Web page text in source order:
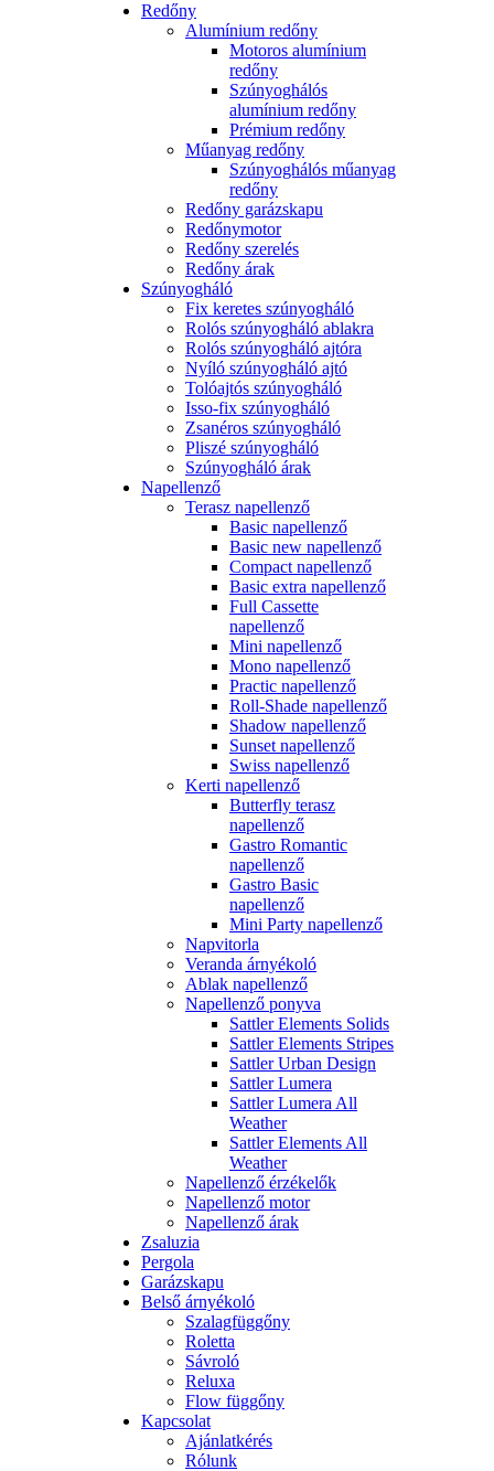
Redőny
Alumínium redőny
Motoros alumínium
redőny
Szúnyoghálós
alumínium redőny
Prémium redőny
Műanyag redőny
Szúnyoghálós műanyag
redőny
Redőny garázskapu
Redőnymotor
Redőny szerelés
Redőny árak
Szúnyogháló
Fix keretes szúnyogháló
Rolós szúnyogháló ablakra
Rolós szúnyogháló ajtóra
Nyíló szúnyogháló ajtó
Tolóajtós szúnyogháló
Isso-fix szúnyogháló
Zsanéros szúnyogháló
Pliszé szúnyogháló
Szúnyogháló árak
Napellenző
Terasz napellenző
Basic napellenző
Basic new napellenző
Compact napellenző
Basic extra napellenző
Full Cassette
napellenző
Mini napellenző
Mono napellenző
Practic napellenző
Roll-Shade napellenző
Shadow napellenző
Sunset napellenző
Swiss napellenző
Kerti napellenző
Butterfly terasz
napellenző
Gastro Romantic
napellenző
Gastro Basic
napellenző
Mini Party napellenző
Napvitorla
Veranda árnyékoló
Ablak napellenző
Napellenző ponyva
Sattler Elements Solids
Sattler Elements Stripes
Sattler Urban Design
Sattler Lumera
Sattler Lumera All
Weather
Sattler Elements All
Weather
Napellenző érzékelők
Napellenző motor
Napellenző árak
Zsaluzia
Pergola
Garázskapu
Belső árnyékoló
Szalagfüggőny
Roletta
Sávroló
Reluxa
Flow függőny
Kapcsolat
Ajánlatkérés
Rólunk